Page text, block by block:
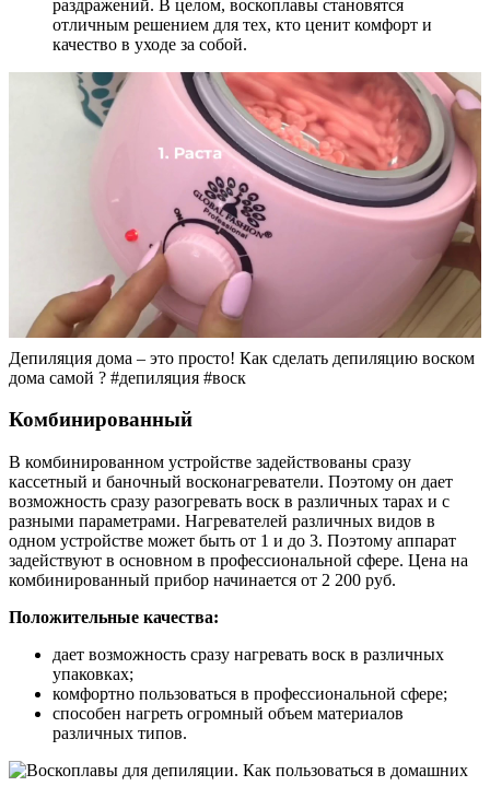
раздражений. В целом, воскоплавы становятся
отличным решением для тех, кто ценит комфорт и
качество в уходе за собой.
Депиляция дома – это просто! Как сделать депиляцию воском
дома самой ? #депиляция #воск
Комбинированный
В комбинированном устройстве задействованы сразу
кассетный и баночный восконагреватели. Поэтому он дает
возможность сразу разогревать воск в различных тарах и с
разными параметрами. Нагревателей различных видов в
одном устройстве может быть от 1 и до 3. Поэтому аппарат
задействуют в основном в профессиональной сфере. Цена на
комбинированный прибор начинается от 2 200 руб.
Положительные качества:
дает возможность сразу нагревать воск в различных
упаковках;
комфортно пользоваться в профессиональной сфере;
способен нагреть огромный объем материалов
различных типов.